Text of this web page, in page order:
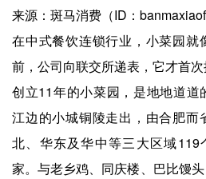
来源：斑马消费（ID：
在中式餐饮连锁行业，小菜园就
前，公司向联交所递表，它才首次
创立11年的小菜园，是地地道道
江边的小城铜陵走出，由合肥而
北、华东及华中等三大区域119
家。与老乡鸡、同庆楼、巴比馒